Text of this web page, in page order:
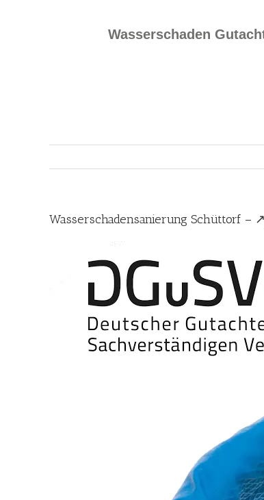
Wasserschaden
Wasserschadensanierung Schüttorf –